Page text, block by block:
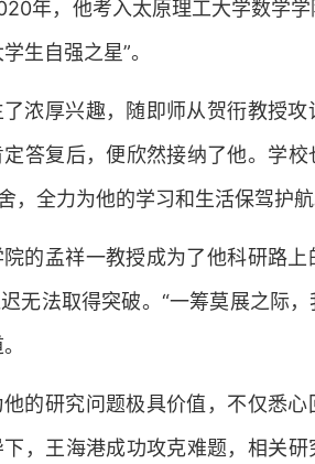
年，他考入太原理工大学数学
生自强之星”。
浓厚兴趣，随即师从贺衎教授
答复后，便欣然接纳了他。学
全力为他的学习和生活保驾护航
的孟祥一教授成为了他科研路
无法取得突破。“一筹莫展之际，
的研究问题极具价值，不仅悉
，王海港成功攻克难题，相关